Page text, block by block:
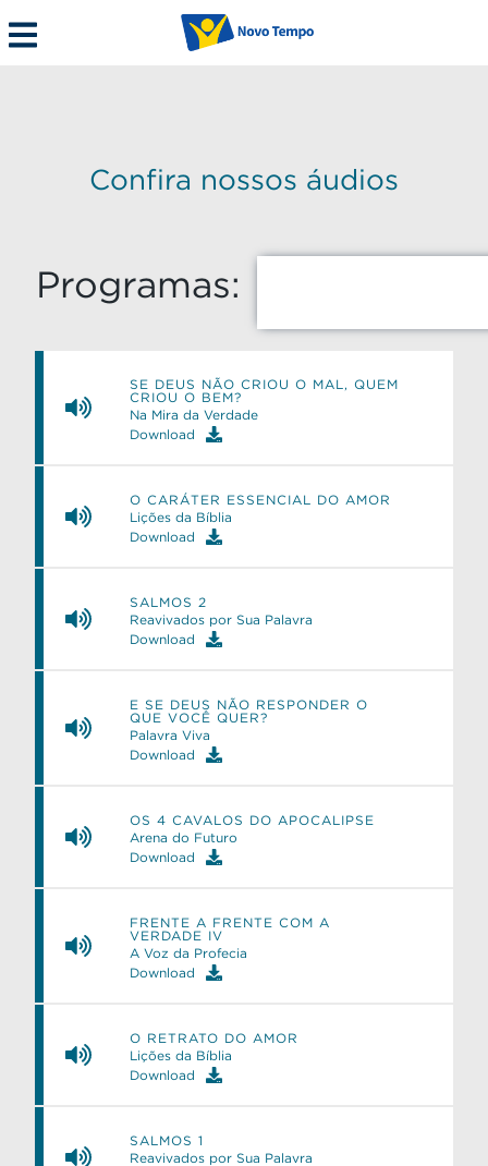
Confira nossos áudios
Programas:
SE DEUS NÃO CRIOU O MAL, QUEM
CRIOU O BEM?
Na Mira da Verdade
Download
O CARÁTER ESSENCIAL DO AMOR
Lições da Bíblia
Download
SALMOS 2
Reavivados por Sua Palavra
Download
E SE DEUS NÃO RESPONDER O
QUE VOCÊ QUER?
Palavra Viva
Download
OS 4 CAVALOS DO APOCALIPSE
Arena do Futuro
Download
FRENTE A FRENTE COM A
VERDADE IV
A Voz da Profecia
Download
O RETRATO DO AMOR
Lições da Bíblia
Download
SALMOS 1
Reavivados por Sua Palavra